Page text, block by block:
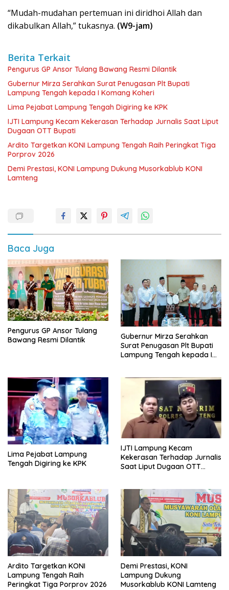
“Mudah-mudahan pertemuan ini diridhoi Allah dan
dikabulkan Allah,” tukasnya. (W9-jam)
Berita Terkait
Pengurus GP Ansor Tulang Bawang Resmi Dilantik
Gubernur Mirza Serahkan Surat Penugasan Plt Bupati
Lampung Tengah kepada I Komang Koheri
Lima Pejabat Lampung Tengah Digiring ke KPK
IJTI Lampung Kecam Kekerasan Terhadap Jurnalis Saat Liput
Dugaan OTT Bupati
Ardito Targetkan KONI Lampung Tengah Raih Peringkat Tiga
Porprov 2026
Demi Prestasi, KONI Lampung Dukung Musorkablub KONI
Lamteng
Baca Juga
Pengurus GP Ansor Tulang
Bawang Resmi Dilantik
Gubernur Mirza Serahkan
Surat Penugasan Plt Bupati
Lampung Tengah kepada I
Lima Pejabat Lampung
Tengah Digiring ke KPK
IJTI Lampung Kecam
Kekerasan Terhadap Jurnalis
Saat Liput Dugaan OTT
Ardito Targetkan KONI
Lampung Tengah Raih
Peringkat Tiga Porprov 2026
Demi Prestasi, KONI
Lampung Dukung
Musorkablub KONI Lamteng